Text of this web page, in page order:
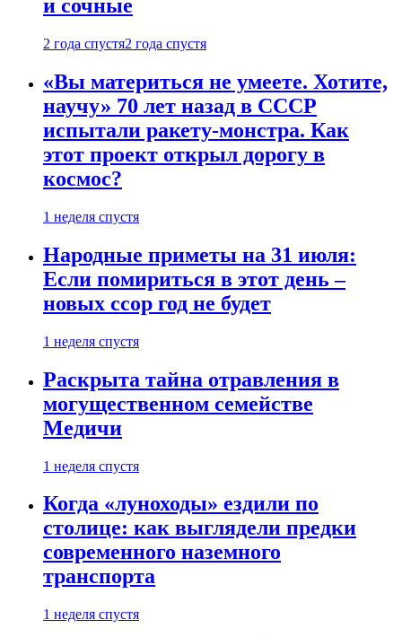
и сочные
2 года спустя2 года спустя
«Вы материться не умеете. Хотите,
научу» 70 лет назад в СССР
испытали ракету-монстра. Как
этот проект открыл дорогу в
космос?
1 неделя спустя
Народные приметы на 31 июля:
Если помириться в этот день –
новых ссор год не будет
1 неделя спустя
Раскрыта тайна отравления в
могущественном семействе
Медичи
1 неделя спустя
Когда «луноходы» ездили по
столице: как выглядели предки
современного наземного
транспорта
1 неделя спустя